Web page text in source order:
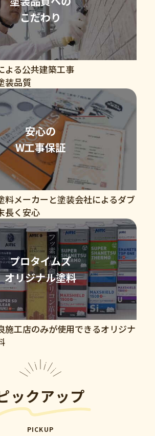
こだわり
よる公共建築工事
装品質
安心の
W工事保証
料メーカーと塗装会社によるダブ
長く安心
プロタイムズ
オリジナル塗料
施工店のみが使用できるオリジナ
ックアップ
PICKUP